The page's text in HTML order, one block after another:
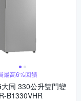
最高6%回饋
同 330公升雙門變
B1330VHR